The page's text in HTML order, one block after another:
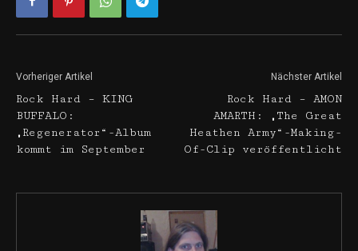
Vorheriger Artikel
Rock Hard – KING
BUFFALO:
„Regenerator“-Album
kommt im September
Nächster Artikel
Rock Hard – AMON
AMARTH: „The Great
Heathen Army“-Making-
Of-Clip veröffentlicht